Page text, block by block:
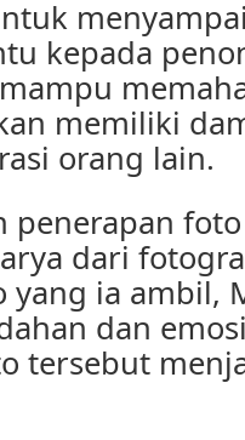
kepada
memiliki
orang lain.
penerapan
dari
yang ia ambil,
dan
tersebut